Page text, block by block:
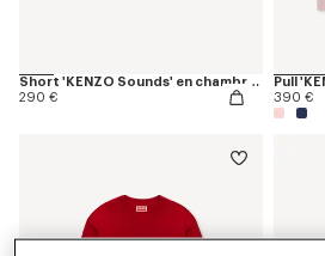
Short 'KENZO Sounds' en chambray délavé
290 €
390 €